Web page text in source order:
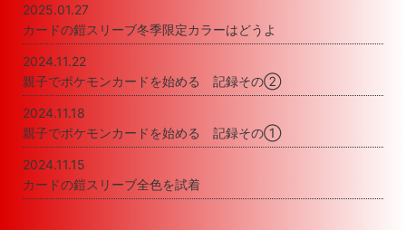
2025.01.27
カードの鎧スリーブ冬季限定カラーはどうよ
2024.11.22
親子でポケモンカードを始める 記録その②
2024.11.18
親子でポケモンカードを始める 記録その①
2024.11.15
カードの鎧スリーブ全色を試着